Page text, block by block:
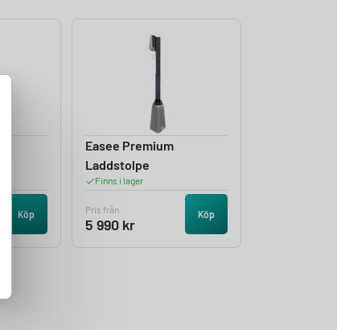
Köp
Easee Premium
Laddstolpe
Finns i lager
Pris från
5 990 kr
Köp